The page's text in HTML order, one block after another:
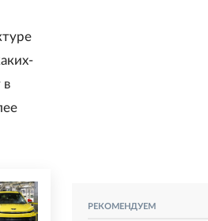
в
РЕКОМЕНДУЕМ